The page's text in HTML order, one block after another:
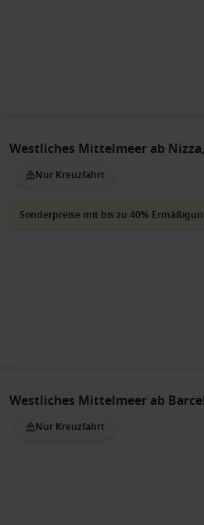
Westliches Mittelmeer ab
Nur Kreuzfahrt
Sonderpreise mit bis zu 40%
Westliches Mittelmeer ab
Nur Kreuzfahrt